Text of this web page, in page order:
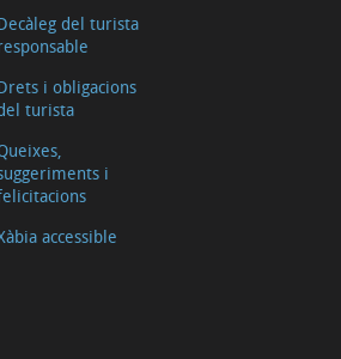
del turista
i obligacions
turista
i
accessible